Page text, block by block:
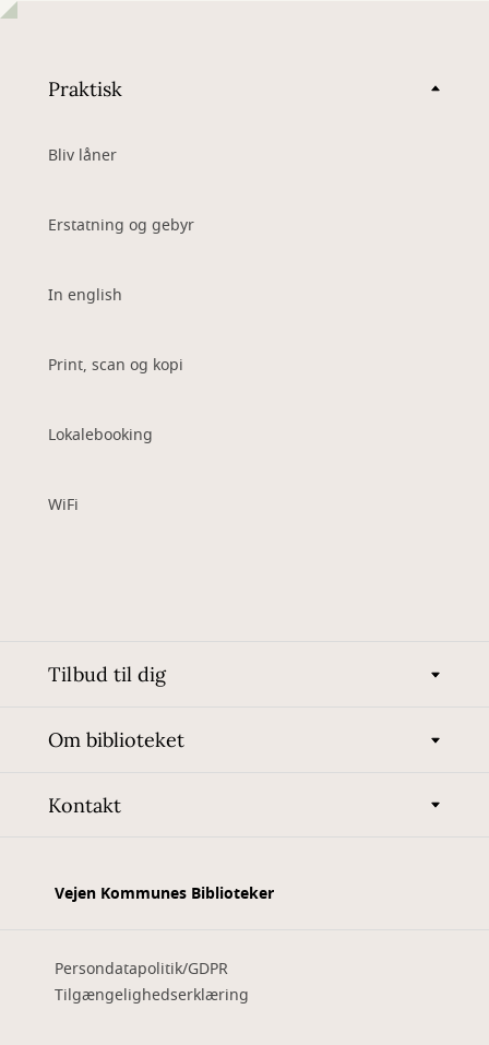
Praktisk
Bliv låner
Erstatning og gebyr
In english
Print, scan og kopi
Lokalebooking
WiFi
Tilbud til dig
Om biblioteket
Kontakt
Vejen Kommunes Biblioteker
Persondatapolitik/GDPR
Tilgængelighedserklæring